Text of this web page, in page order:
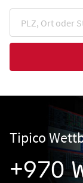
Tipico
+970